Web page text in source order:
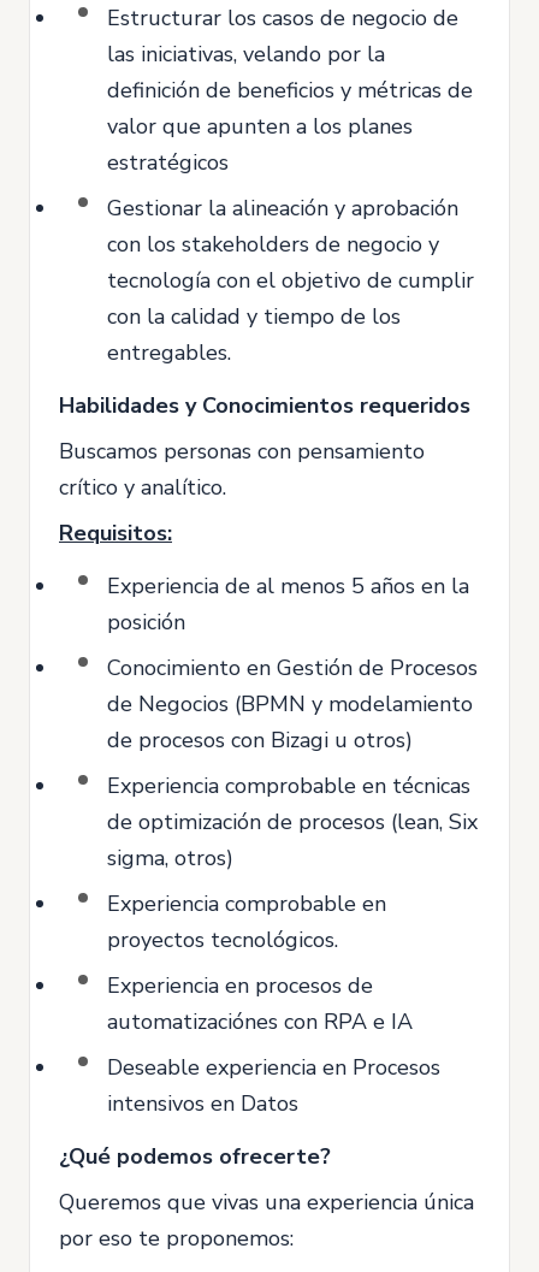
Estructurar los casos de negocio de
las iniciativas, velando por la
definición de beneficios y métricas de
valor que apunten a los planes
estratégicos
Gestionar la alineación y aprobación
con los stakeholders de negocio y
tecnología con el objetivo de cumplir
con la calidad y tiempo de los
entregables.
Habilidades y Conocimientos requeridos
Buscamos personas con pensamiento
crítico y analítico.
Requisitos:
Experiencia de al menos 5 años en la
posición
Conocimiento en Gestión de Procesos
de Negocios (BPMN y modelamiento
de procesos con Bizagi u otros)
Experiencia comprobable en técnicas
de optimización de procesos (lean, Six
sigma, otros)
Experiencia comprobable en
proyectos tecnológicos.
Experiencia en procesos de
automatizaciónes con RPA e IA
Deseable experiencia en Procesos
intensivos en Datos
¿Qué podemos ofrecerte?
Queremos que vivas una experiencia única
por eso te proponemos: